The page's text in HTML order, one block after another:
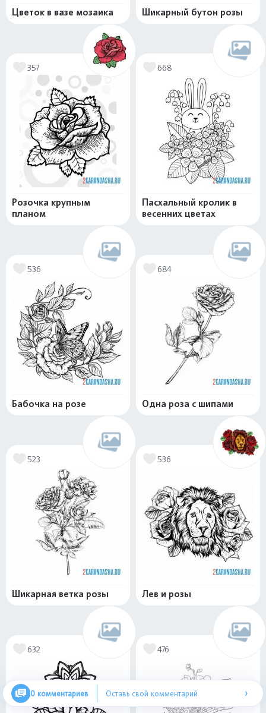
Цветок в вазе мозаика Шикарный бутон розы
357
Розочка крупным
планом
668
Пасхальный кролик в
весенних цветах
536
Бабочка на розе
684
Одна роза с шипами
523
Шикарная ветка розы
536
Лев и розы
632 476
0 комментариев Оставь свой комментарий ›